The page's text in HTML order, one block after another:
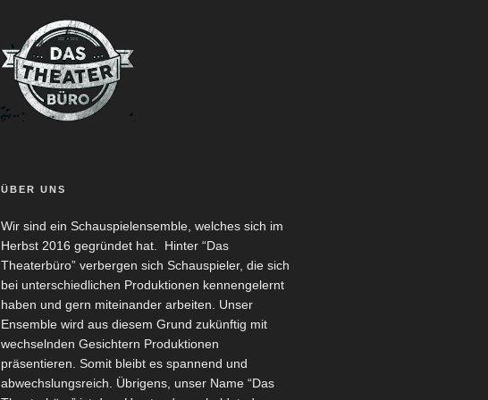
ÜBER UNS
Wir sind ein Schauspielensemble, welches sich im
Herbst 2016 gegründet hat. Hinter “Das
Theaterbüro” verbergen sich Schauspieler, die sich
bei unterschiedlichen Produktionen kennengelernt
haben und gern miteinander arbeiten. Unser
Ensemble wird aus diesem Grund zukünftig mit
wechselnden Gesichtern Produktionen
präsentieren. Somit bleibt es spannend und
abwechslungsreich. Übrigens, unser Name “Das